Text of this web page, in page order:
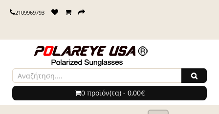
2109969793
0 προϊόν(τα) - 0,00€